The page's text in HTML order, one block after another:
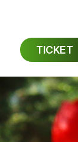
TICKET